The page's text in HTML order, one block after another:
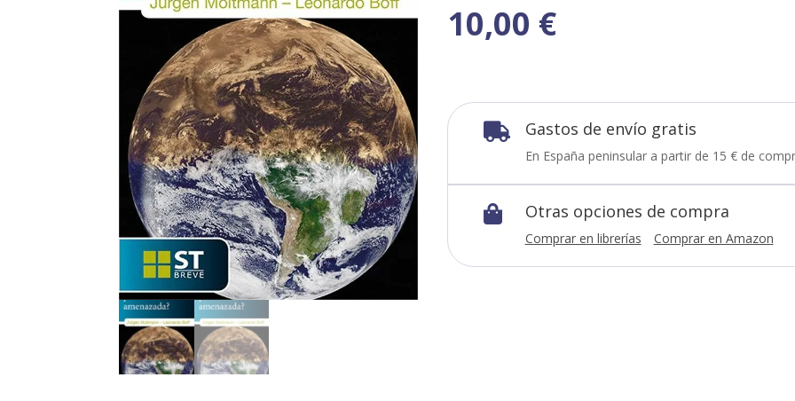
10,00 €
 Gastos de envío gratis
En España peninsular a partir de 15 € de
 Otras opciones de compra
Comprar en librerías Comprar en Amazon